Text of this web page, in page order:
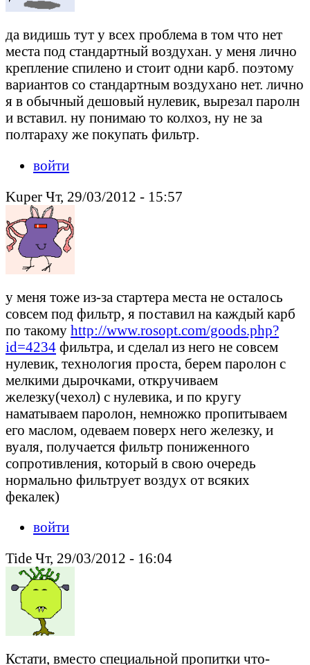
да видишь тут у всех проблема в том что нет
места под стандартный воздухан. у меня лично
крепление спилено и стоит одни карб. поэтому
вариантов со стандартным воздухано нет. лично
я в обычный дешовый нулевик, вырезал паролн
и вставил. ну понимаю то колхоз, ну не за
полтараху же покупать фильтр.
войти
Kuper Чт, 29/03/2012 - 15:57
у меня тоже из-за стартера места не осталось
совсем под фильтр, я поставил на каждый карб
по такому http://www.rosopt.com/goods.php?
id=4234 фильтра, и сделал из него не совсем
нулевик, технология проста, берем паролон с
мелкими дырочками, откручиваем
железку(чехол) с нулевика, и по кругу
наматываем паролон, немножко пропитываем
его маслом, одеваем поверх него железку, и
вуаля, получается фильтр пониженного
сопротивления, который в свою очередь
нормально фильтрует воздух от всяких
фекалек)
войти
Tide Чт, 29/03/2012 - 16:04
Кстати, вместо специальной пропитки что-